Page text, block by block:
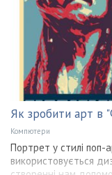
Як зробити арт в
Компютери
Портрет у стилі поп-
використовується